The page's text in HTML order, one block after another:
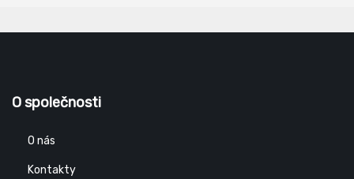
O společnosti
O nás
Kontakty